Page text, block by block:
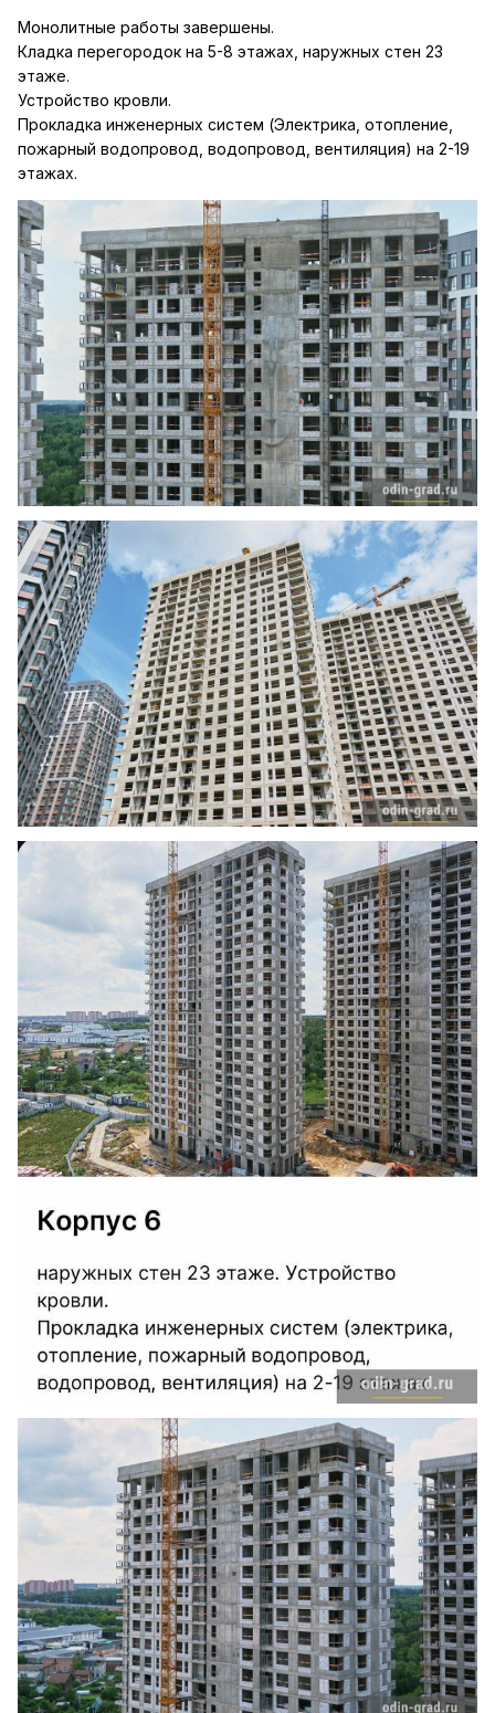
Монолитные работы завершены.
Кладка перегородок на 5-8 этажах, наружных стен 23
этаже.
Устройство кровли.
Прокладка инженерных систем (Электрика, отопление,
пожарный водопровод, водопровод, вентиляция) на 2-19
этажах.